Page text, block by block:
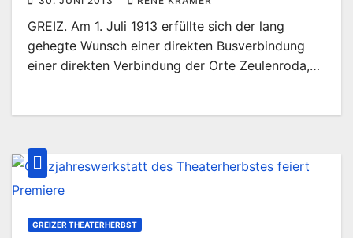
GREIZ. Am 1. Juli 1913 erfüllte sich der lang
gehegte Wunsch einer direkten Busverbindung
einer direkten Verbindung der Orte Zeulenroda,…
GREIZER THEATERHERBST